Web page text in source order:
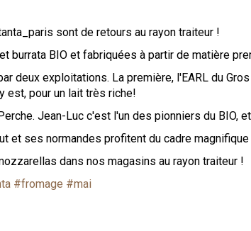
sont de retours au rayon traiteur !
burrata BIO et fabriquées à partir de matière
deux exploitations. La première, l'EARL du
est, pour un lait très riche!
Jean-Luc c'est l'un des pionniers du BIO,
et ses normandes profitent du cadre magnifique
dans nos magasins au rayon traiteur !
#fromage #mai